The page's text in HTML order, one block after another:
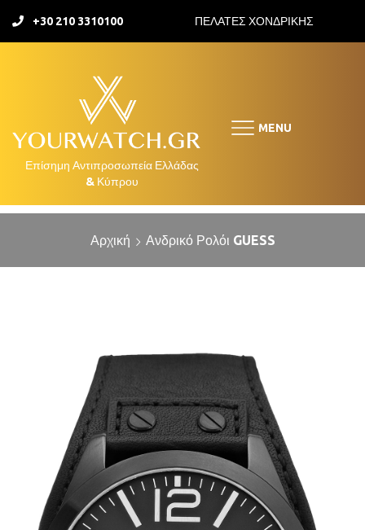
+30 210 3310100 ΠΕΛΑΤΕΣ ΧΟΝΔΡΙΚΗΣ
MENU
Αρχική Ανδρικό Ρολόι GUESS